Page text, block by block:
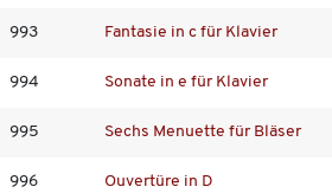
993 Fantasie in c für Klavier
994 Sonate in e für Klavier
995 Sechs Menuette für Bläser
996 Ouvertüre in D